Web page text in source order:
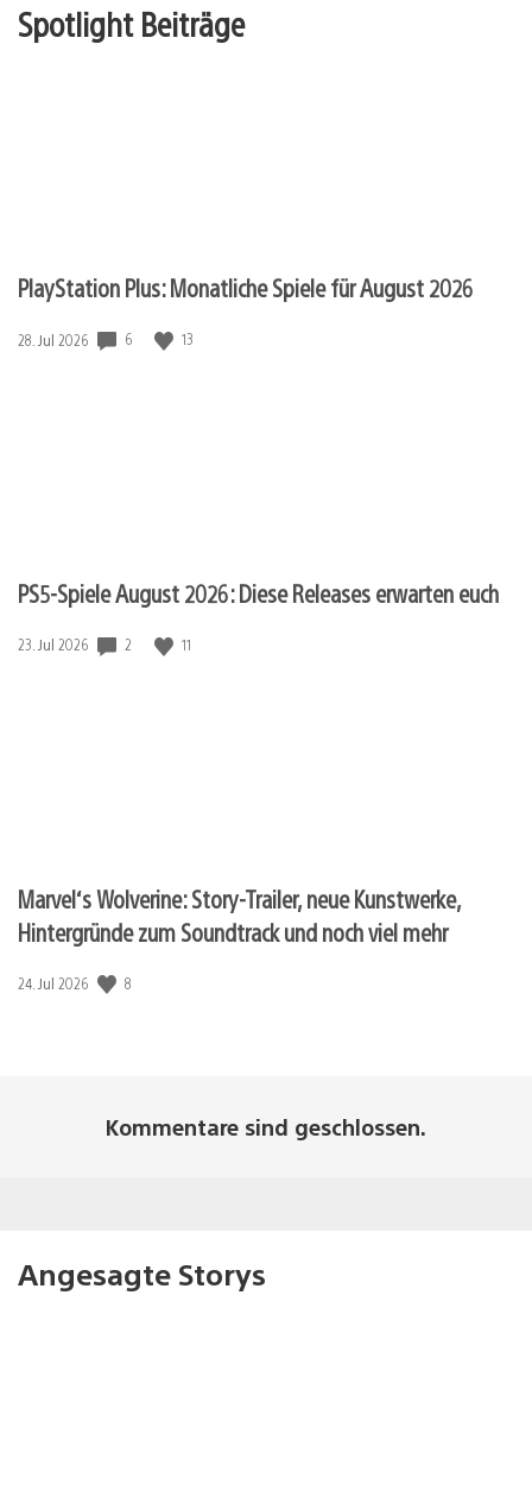
Spotlight Beiträge
PlayStation Plus: Monatliche Spiele für August 2026
Veröffentlichungsdatum:
28. Jul 2026 6 13
PS5-Spiele August 2026: Diese Releases erwarten euch
Veröffentlichungsdatum:
23. Jul 2026 2 11
Marvel‘s Wolverine: Story-Trailer, neue Kunstwerke,
Hintergründe zum Soundtrack und noch viel mehr
Veröffentlichungsdatum:
24. Jul 2026 8
Kommentare sind geschlossen.
Angesagte Storys